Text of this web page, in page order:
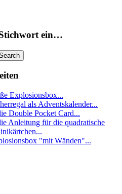
ein…
Explosionsbox...
als Adventskalender...
Double Pocket Card...
Anleitung für die quadratische
"mit Wänden"...